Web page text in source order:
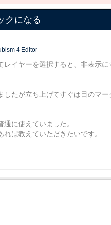
クになる
4 Editor
レイヤーを選択すると、非表示
したが立ち上げてすぐは目のマ
に使えていました。
ば教えていただきたいです。